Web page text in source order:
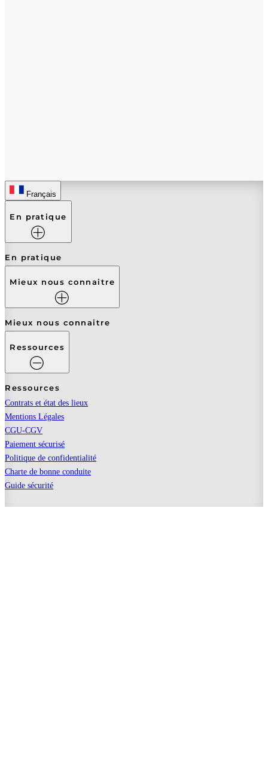
Français
En pratique
En pratique
Mieux nous connaitre
Mieux nous connaitre
Ressources
Ressources
Contrats et état des lieux
Mentions Légales
CGU-CGV
Paiement sécurisé
Politique de confidentialité
Charte de bonne conduite
Guide sécurité